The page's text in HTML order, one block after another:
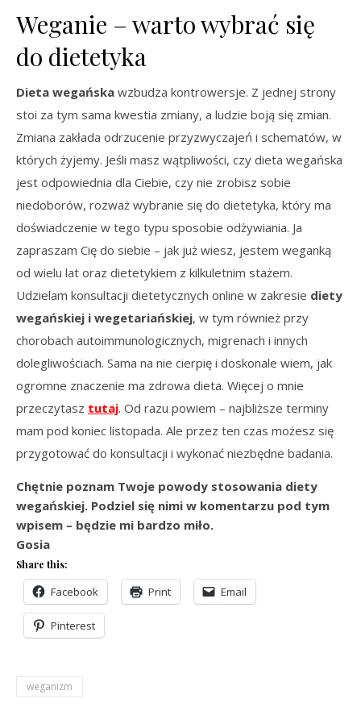
Weganie – warto wybrać się
do dietetyka
Dieta wegańska wzbudza kontrowersje. Z jednej strony
stoi za tym sama kwestia zmiany, a ludzie boją się zmian.
Zmiana zakłada odrzucenie przyzwyczajeń i schematów, w
których żyjemy. Jeśli masz wątpliwości, czy dieta wegańska
jest odpowiednia dla Ciebie, czy nie zrobisz sobie
niedoborów, rozważ wybranie się do dietetyka, który ma
doświadczenie w tego typu sposobie odżywiania. Ja
zapraszam Cię do siebie – jak już wiesz, jestem weganką
od wielu lat oraz dietetykiem z kilkuletnim stażem.
Udzielam konsultacji dietetycznych online w zakresie diety
wegańskiej i wegetariańskiej, w tym również przy
chorobach autoimmunologicznych, migrenach i innych
dolegliwościach. Sama na nie cierpię i doskonale wiem, jak
ogromne znaczenie ma zdrowa dieta. Więcej o mnie
przeczytasz tutaj. Od razu powiem – najbliższe terminy
mam pod koniec listopada. Ale przez ten czas możesz się
przygotować do konsultacji i wykonać niezbędne badania.
Chętnie poznam Twoje powody stosowania diety
wegańskiej. Podziel się nimi w komentarzu pod tym
wpisem – będzie mi bardzo miło.
Gosia
Share this:
Facebook Print Email
Pinterest
weganizm